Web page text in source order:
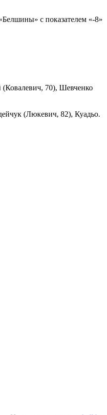
с показателем «-8»
70), Шевченко
(Люкевич, 82), Куадьо.